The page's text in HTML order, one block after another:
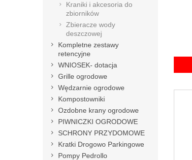
Kraniki i akcesoria do
zbiorników
Zbieracze wody
deszczowej
Kompletne zestawy
retencyjne
WNIOSEK- dotacja
Grille ogrodowe
Wędzarnie ogrodowe
Kompostowniki
Ozdobne krany ogrodowe
PIWNICZKI OGRODOWE
SCHRONY PRZYDOMOWE
Kratki Drogowo Parkingowe
Pompy Pedrollo